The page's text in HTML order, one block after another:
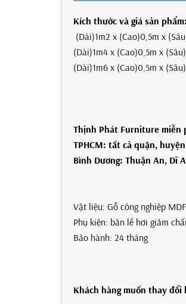
Kích thước và giá sản phẩm:
(Dài)1m2 x (Cao)0,5m x
(Dài)1m4 x (Cao)0,5m x
(Dài)1m6 x (Cao)0,5m x
Thịnh Phát Furniture miễn
TPHCM: tất cả quận,
Bình Dương: Thuận An, Dĩ
Vật liệu: Gỗ công nghiệp
Phụ kiện: bản lề hơi giảm
Bảo hành: 24 tháng
Khách hàng muốn thay